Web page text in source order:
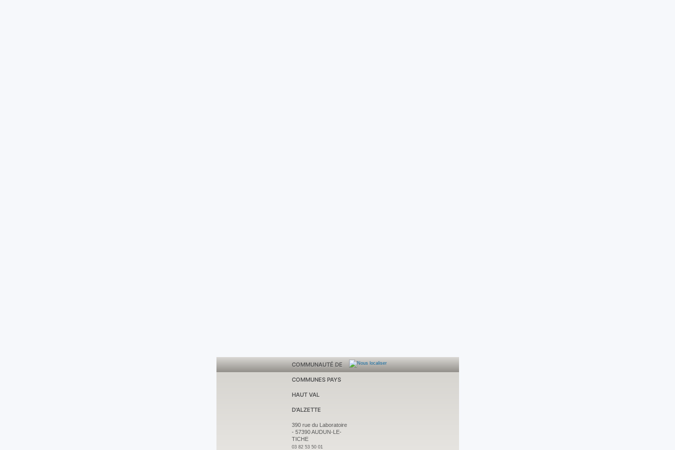
COMMUNAUTÉ DE
COMMUNES PAYS
HAUT VAL
D'ALZETTE
390 rue du Laboratoire
-57390 AUDUN-LE-
TICHE
03 82 53 50 01